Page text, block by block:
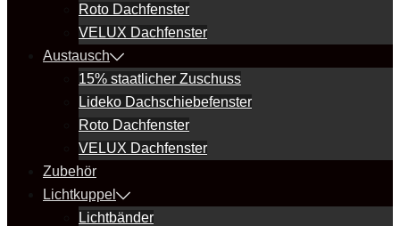
Roto Dachfenster
VELUX Dachfenster
Austausch
15% staatlicher Zuschuss
Lideko Dachschiebefenster
Roto Dachfenster
VELUX Dachfenster
Zubehör
Lichtkuppel
Lichtbänder